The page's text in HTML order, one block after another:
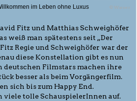
im Leben ohne Luxus © Warner
Fitz und Matthias Schweighöfer
weiß man spätestens seit „Der
Regie und Schweighöfer war der
diese Konstellation gibt es nun
deutschen Filmstars machen ihre
besser als beim Vorgängerfilm.
sich bis zum Happy End.
viele tolle SchauspielerInnen auf.